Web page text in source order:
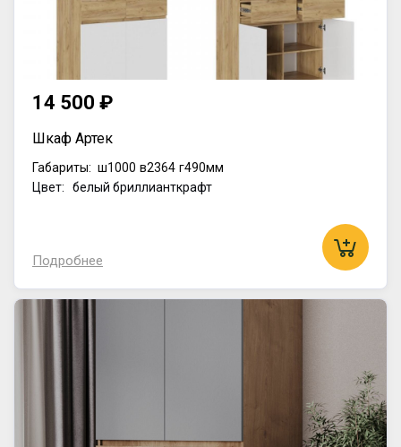
14 500 ₽
Шкаф Артек
Габариты: ш1000 в2364 г490мм
Цвет: белый бриллианткрафт
Подробнее